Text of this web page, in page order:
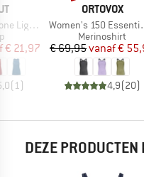
Top
prijs
€ 21,97
( 1)
MERK
ORTOVOX
Artikel
Women's 150 Essential Top
Productgroep
Merinoshirt
Prijs
€ 69,95vanaf€
4,9(20)
DEZE